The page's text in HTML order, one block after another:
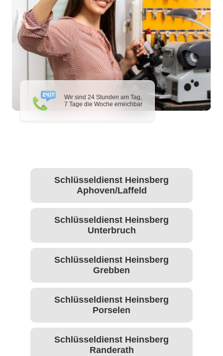
Wir sind 24 Stunden am Tag,
7 Tage die Woche erreichbar
Schlüsseldienst Heinsberg
Aphoven/Laffeld
Schlüsseldienst Heinsberg
Unterbruch
Schlüsseldienst Heinsberg
Grebben
Schlüsseldienst Heinsberg
Porselen
Schlüsseldienst Heinsberg
Randerath